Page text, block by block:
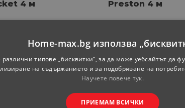
4 м
8. ЛВ.
Preston 4 м
3.06 € 5.98 ЛВ.
Home-max.bg използва
типове „бисквитки“, за да може уебсайтът да
на съдържанието и за подобряване на
Научете повече тук.
ПРИЕМАМ ВСИЧКИ